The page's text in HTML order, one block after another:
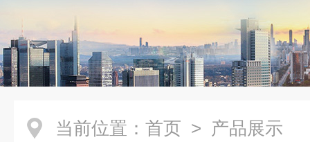
当前位置： 首页 > 产品展示